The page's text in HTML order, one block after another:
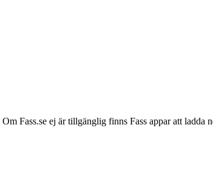
Fass.se ej är tillgänglig finns Fass appar att ladda